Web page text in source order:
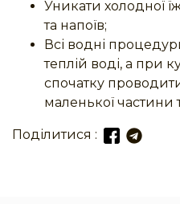
Уникати холодної
та напоїв;
Всі водні
теплій воді, а при
спочатку
маленької частини
Поділитися :